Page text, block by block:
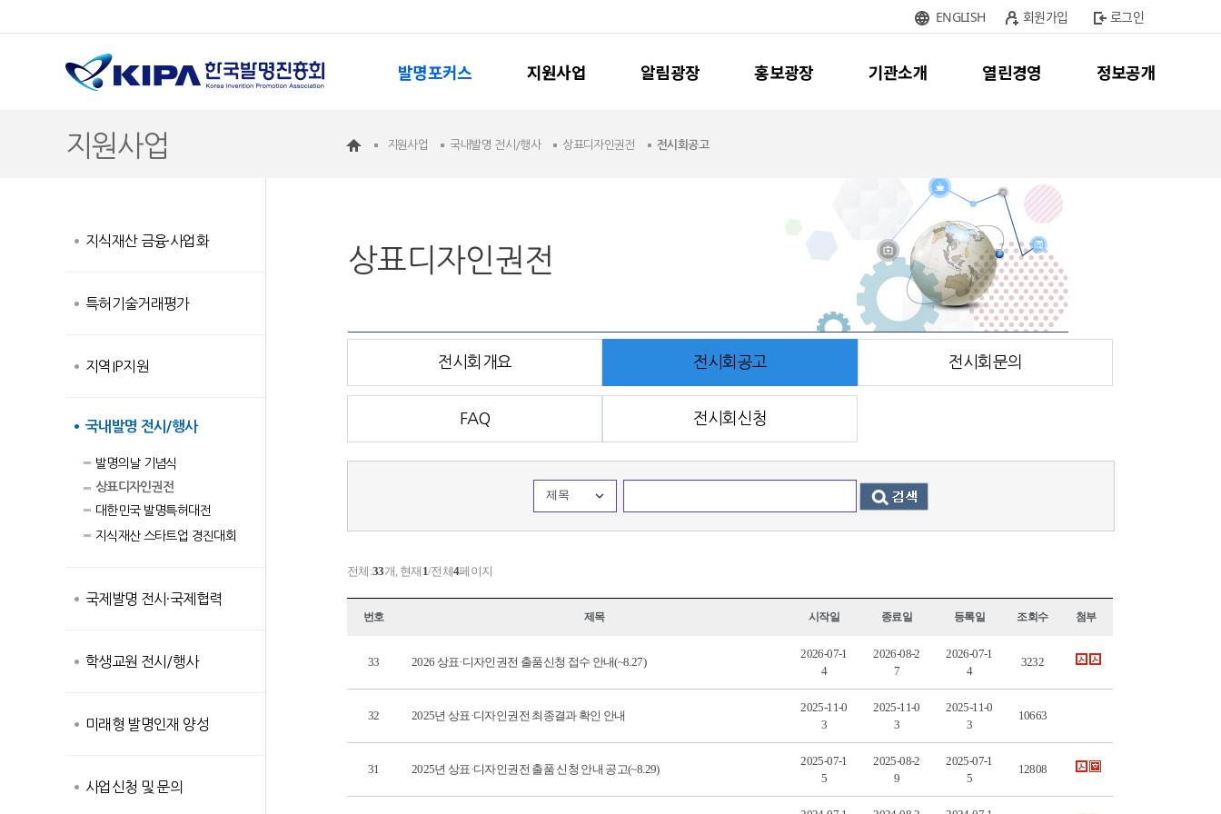
ENGLISH 회원가입 로그인
발명포커스 지원사업 알림광장 홍보광장 기관소개 열린경영 정보공개
지원사업 지원사업 국내발명 전시/행사 상표디자인권전 전시회공고
지식재산 금융·사업화
특허기술거래평가
지역IP지원
국내발명 전시/행사
발명의날 기념식
상표디자인권전
대한민국 발명특허대전
지식재산 스타트업 경진대회
국제발명 전시·국제협력
학생교원 전시/행사
미래형 발명인재 양성
사업신청 및 문의
상표디자인권전
전시회개요 전시회공고 전시회문의
FAQ 전시회신청
제목
전체:33개, 현재 1/전체4페이지
번호 제목 시작일 종료일 등록일 조회수 첨부
33 2026 상표·디자인권전 출품신청 접수 안내(~8.27)
2026-07-1
4
2026-08-2
7
2026-07-1
4
3232
32 2025년 상표·디자인권전 최종결과 확인 안내
2025-11-0
3
2025-11-0
3
2025-11-0
3
10663
31 2025년 상표·디자인권전 출품 신청 안내 공고(~8.29)
2025-07-1
5
2025-08-2
9
2025-07-1
5
12808